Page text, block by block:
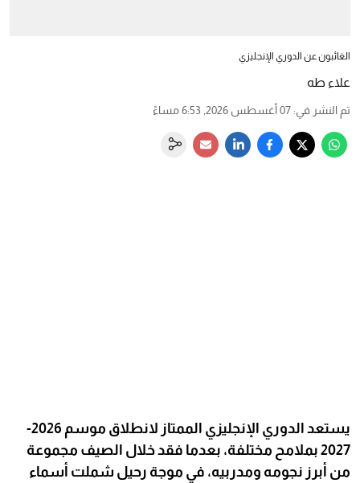
الغائبون عن الدوري الإنجليزي
علاء طه
تم النشر في: 07 أغسطس 2026, 6:53 مساءً
يستعد الدوري الإنجليزي الممتاز لانطلاق موسم 2026-
2027 بملامح مختلفة، بعدما فقد خلال الصيف مجموعة
من أبرز نجومه ومدربيه، في موجة رحيل شملت أسماء